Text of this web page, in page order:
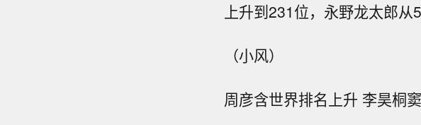
上升到231位，永野龙太郎从
（小风）
周彦含世界排名上升 李昊桐